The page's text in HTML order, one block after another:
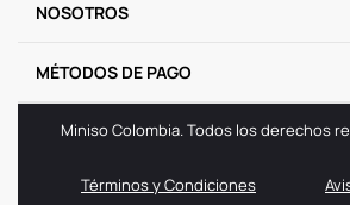
NOSOTROS
MÉTODOS DE PAGO
Miniso Colombia. Todos los derechos
Términos y Condiciones